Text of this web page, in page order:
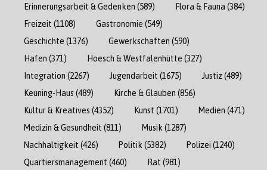
Erinnerungsarbeit & Gedenken (589) Flora & Fauna (384)
Freizeit (1108) Gastronomie (549)
Geschichte (1376) Gewerkschaften (590)
Hafen (371) Hoesch & Westfalenhütte (327)
Integration (2267) Jugendarbeit (1675) Justiz(489)
Keuning-Haus (489) Kirche & Glauben (856)
Kultur & Kreatives (4352) Kunst (1701) Medien (471)
Medizin & Gesundheit (811) Musik (1287)
Nachhaltigkeit (426) Politik (5382) Polizei (1240)
Quartiersmanagement (460) Rat (981)